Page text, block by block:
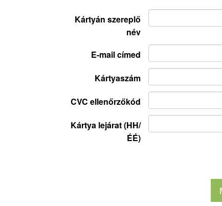
Kártyán szereplő
név
E-mail címed
Kártyaszám
CVC ellenőrzőkód
Kártya lejárat (HH/
ÉÉ)